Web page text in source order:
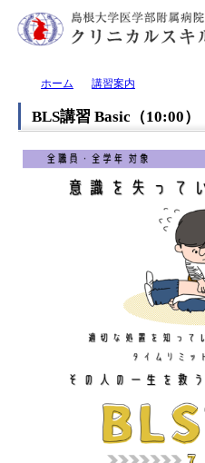
ホーム 講習案内
BLS講習 Basic（10:00）